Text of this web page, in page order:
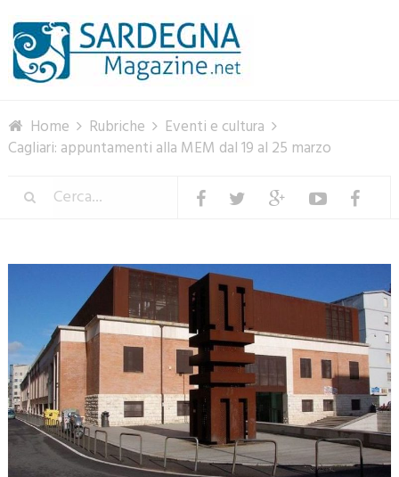
Home Rubriche
Eventi e cultura
Cagliari: appuntamenti alla MEM dal 19 al 25 marzo